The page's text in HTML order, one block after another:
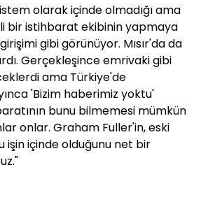
olarak içinde olmadığı ama
bir istihbarat ekibinin yapmaya
gibi görünüyor. Mısır'da da
Gerçekleşince emrivaki gibi
ama Türkiye'de
'Bizim haberimiz yoktu'
bunu bilmemesi mümkün
onlar. Graham Fuller'in, eski
işin içinde olduğunu net bir